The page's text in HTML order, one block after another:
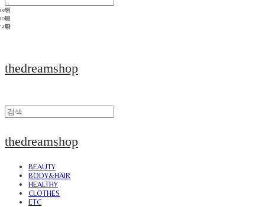
thedreamshop
thedreamshop
BEAUTY
BODY&HAIR
HEALTHY
CLOTHES
ETC